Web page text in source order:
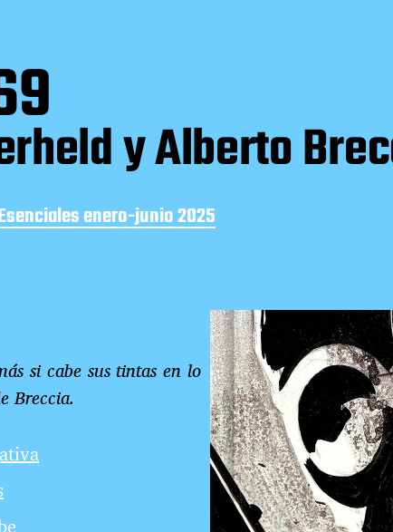
y Alberto
enero-junio 2025
si cabe sus tintas en lo
Breccia.